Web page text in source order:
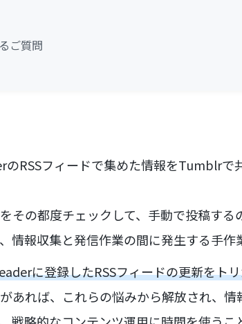
ご質問
のRSSフィードで集めた情報をTumblr
をその都度チェックして、手動で投稿す
情報収集と発信作業の間に発生する手
に登録したRSSフィードの更新をト
があれば、これらの悩みから解放され、情